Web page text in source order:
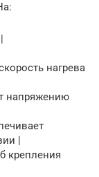
нагрева
напряжению
|
крепления